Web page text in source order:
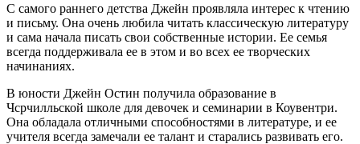
С самого раннего детства Джейн проявляла интерес к чтению
и письму. Она очень любила читать классическую литературу
и сама начала писать свои собственные истории. Ее семья
всегда поддерживала ее в этом и во всех ее творческих
начинаниях.
В юности Джейн Остин получила образование в
Чсрчилльской школе для девочек и семинарии в Коувентри.
Она обладала отличными способностями в литературе, и ее
учителя всегда замечали ее талант и старались развивать его.